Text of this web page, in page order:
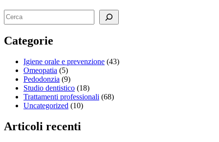
Cerca
Categorie
Igiene orale e prevenzione (43)
Omeopatia (5)
Pedodonzia (9)
Studio dentistico (18)
Trattamenti professionali (68)
Uncategorized (10)
Articoli recenti